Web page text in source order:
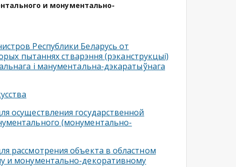
и монументально-
Республики Беларусь от
пытаннях стварэння (рэканструкцыi)
i манументальна-дэкаратыўнага
осуществления государственной
(монументально-
рассмотрения объекта в областном
и монументально-декоративному